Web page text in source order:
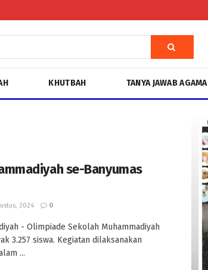
KHUTBAH TANYA JAWAB AGAMA
se-Banyumas
2024 0
- Olimpiade Sekolah Muhammadiyah
3.257 siswa. Kegiatan dilaksanakan
...